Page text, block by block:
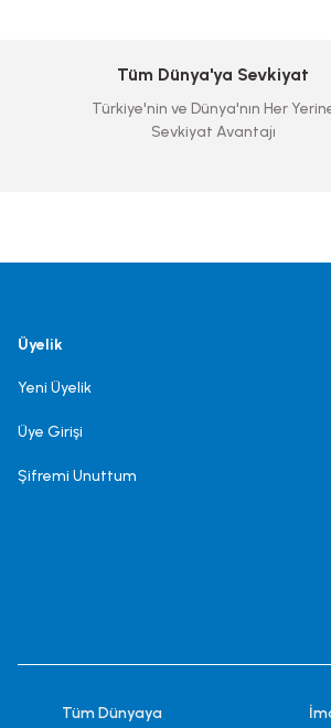
Tüm Dünya'ya Sevkiyat
Türkiye'nin ve Dünya'nın Her
Sevkiyat Avantajı
Üyelik
Yeni Üyelik
Üye Girişi
Şifremi Unuttum
Tüm Dünyaya